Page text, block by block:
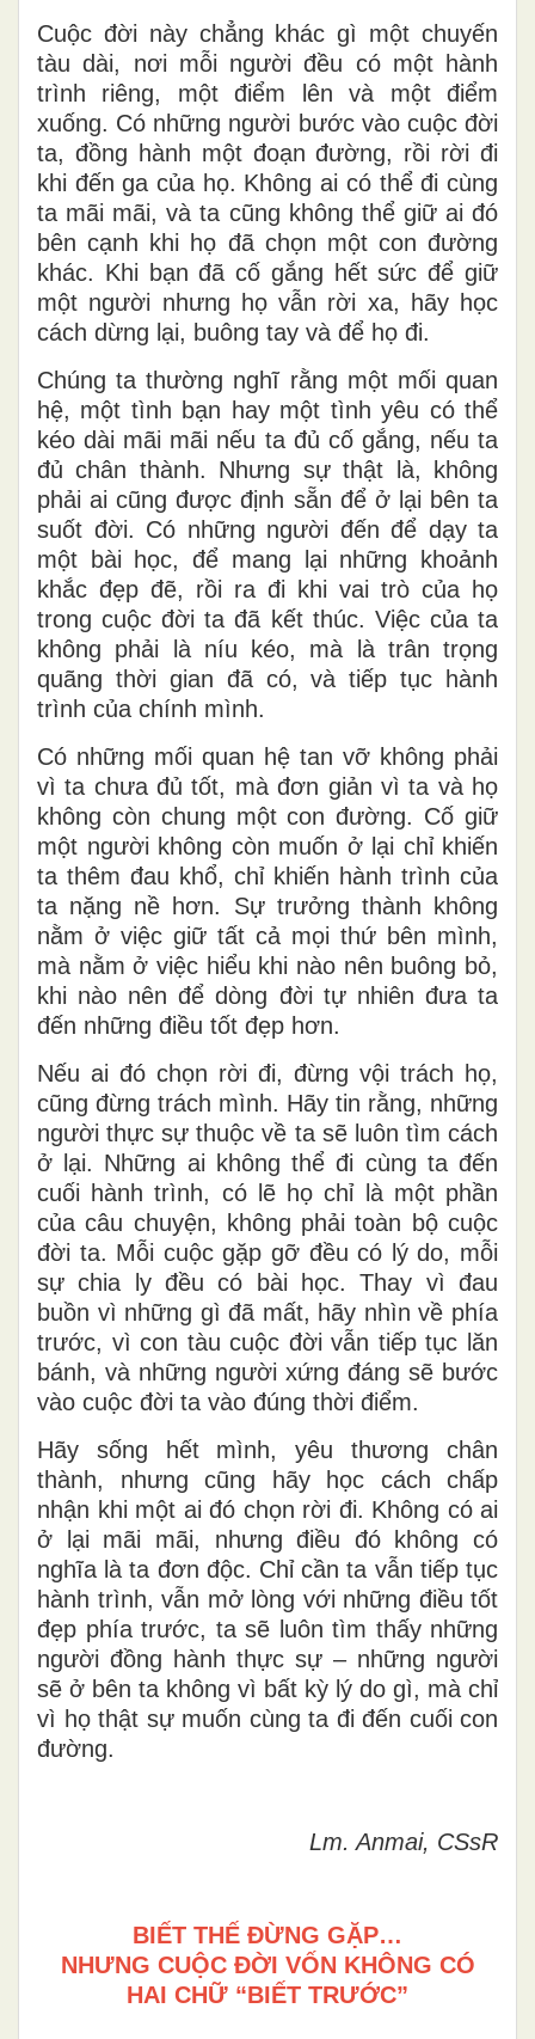
Cuộc đời này chẳng khác gì một chuyến
tàu dài, nơi mỗi người đều có một hành
trình riêng, một điểm lên và một điểm
xuống. Có những người bước vào cuộc đời
ta, đồng hành một đoạn đường, rồi rời đi
khi đến ga của họ. Không ai có thể đi cùng
ta mãi mãi, và ta cũng không thể giữ ai đó
bên cạnh khi họ đã chọn một con đường
khác. Khi bạn đã cố gắng hết sức để giữ
một người nhưng họ vẫn rời xa, hãy học
cách dừng lại, buông tay và để họ đi.
Chúng ta thường nghĩ rằng một mối quan
hệ, một tình bạn hay một tình yêu có thể
kéo dài mãi mãi nếu ta đủ cố gắng, nếu ta
đủ chân thành. Nhưng sự thật là, không
phải ai cũng được định sẵn để ở lại bên ta
suốt đời. Có những người đến để dạy ta
một bài học, để mang lại những khoảnh
khắc đẹp đẽ, rồi ra đi khi vai trò của họ
trong cuộc đời ta đã kết thúc. Việc của ta
không phải là níu kéo, mà là trân trọng
quãng thời gian đã có, và tiếp tục hành
trình của chính mình.
Có những mối quan hệ tan vỡ không phải
vì ta chưa đủ tốt, mà đơn giản vì ta và họ
không còn chung một con đường. Cố giữ
một người không còn muốn ở lại chỉ khiến
ta thêm đau khổ, chỉ khiến hành trình của
ta nặng nề hơn. Sự trưởng thành không
nằm ở việc giữ tất cả mọi thứ bên mình,
mà nằm ở việc hiểu khi nào nên buông bỏ,
khi nào nên để dòng đời tự nhiên đưa ta
đến những điều tốt đẹp hơn.
Nếu ai đó chọn rời đi, đừng vội trách họ,
cũng đừng trách mình. Hãy tin rằng, những
người thực sự thuộc về ta sẽ luôn tìm cách
ở lại. Những ai không thể đi cùng ta đến
cuối hành trình, có lẽ họ chỉ là một phần
của câu chuyện, không phải toàn bộ cuộc
đời ta. Mỗi cuộc gặp gỡ đều có lý do, mỗi
sự chia ly đều có bài học. Thay vì đau
buồn vì những gì đã mất, hãy nhìn về phía
trước, vì con tàu cuộc đời vẫn tiếp tục lăn
bánh, và những người xứng đáng sẽ bước
vào cuộc đời ta vào đúng thời điểm.
Hãy sống hết mình, yêu thương chân
thành, nhưng cũng hãy học cách chấp
nhận khi một ai đó chọn rời đi. Không có ai
ở lại mãi mãi, nhưng điều đó không có
nghĩa là ta đơn độc. Chỉ cần ta vẫn tiếp tục
hành trình, vẫn mở lòng với những điều tốt
đẹp phía trước, ta sẽ luôn tìm thấy những
người đồng hành thực sự – những người
sẽ ở bên ta không vì bất kỳ lý do gì, mà chỉ
vì họ thật sự muốn cùng ta đi đến cuối con
đường.
Lm. Anmai, CSsR
BIẾT THẾ ĐỪNG GẶP…
NHƯNG CUỘC ĐỜI VỐN KHÔNG CÓ
HAI CHỮ “BIẾT TRƯỚC”